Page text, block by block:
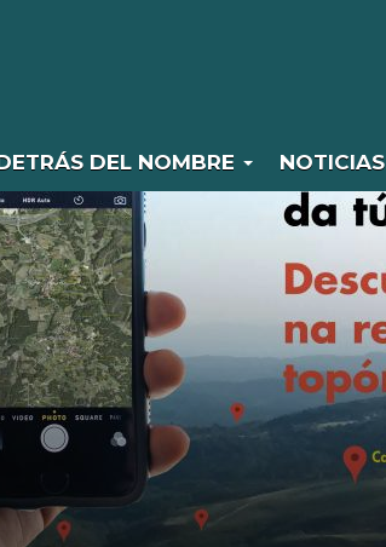
DEL NOMBRE NOTICIAS